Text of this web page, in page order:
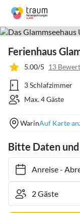
Ferienhaus
5.00/5 13
3 Schlafzimmer
Max. 4 Gäste
WarinAuf Karte
Bitte Daten
Anreise-